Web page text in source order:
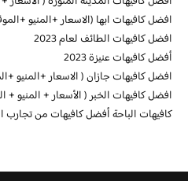
افضل كافيهات ابها (الاسعار +المنيو
افضل كافيهات الطائف لعام 2023
أفضل كافيهات عنيزة 2023
افضل كافيهات جازان ( الاسعار +المنيو
افضل كافيهات الخبر ( الأسعار + المنيو +
كافيهات الباحة أفضل كافيهات من تجارب